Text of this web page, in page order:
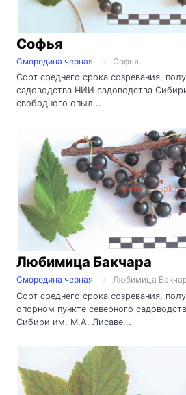
Софья
Смородина черная
Софья...
Сорт среднего срока созревания,
садоводства НИИ садоводства
свободного опыл...
Любимица Бакчара
Смородина черная
Любимица
Сорт среднего срока созревания,
опорном пункте северного
Сибири им. М.А. Лисаве...